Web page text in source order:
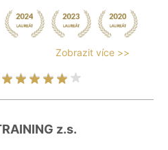
Zobrazit více >>
z.s.